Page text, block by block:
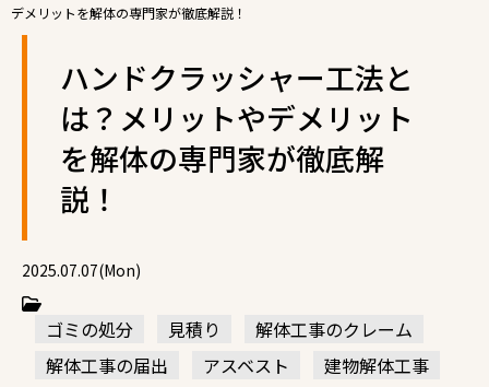
デメリットを解体の専門家が徹底解説！
ハンドクラッシャー工法と
は？メリットやデメリット
を解体の専門家が徹底解
説！
2025.07.07(Mon)
ゴミの処分 見積り
解体工事のクレーム
解体工事の届出
アスベスト
建物解体工事